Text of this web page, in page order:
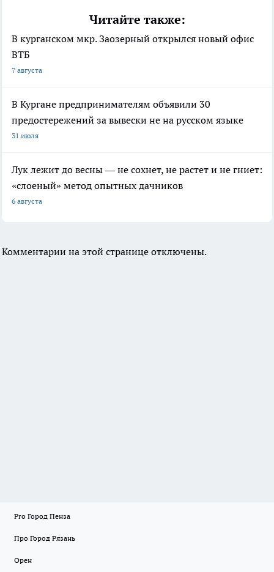
Читайте также:
В курганском мкр. Заозерный открылся новый офис
ВТБ
7 августа
В Кургане предпринимателям объявили 30
предостережений за вывески не на русском языке
31 июля
Лук лежит до весны — не сохнет, не растет и не гниет:
«слоеный» метод опытных дачников
6 августа
Комментарии на этой странице отключены.
Pro Город Пенза
Про Город Рязань
Орен